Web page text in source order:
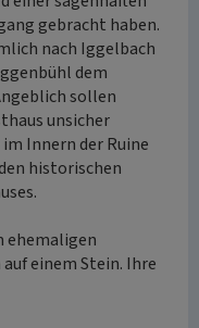
gebracht haben.
nach Iggelbach
dem
sollen
unsicher
Innern der Ruine
historischen
ehemaligen
einem Stein. Ihre